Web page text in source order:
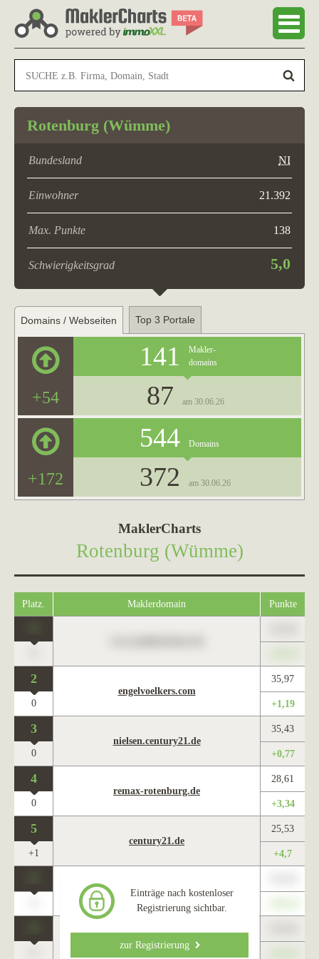
Rotenburg (Wümme)
Bundesland NI
Einwohner 21.392
Max. Punkte 138
Schwierigkeitsgrad 5,0
Domains / Webseiten Top 3 Portale
+54
141
Makler-
domains
87 am 30.06.26
+172
544 Domains
372 am 30.06.26
MaklerCharts
Rotenburg (Wümme)
Platz. Maklerdomain Punkte
2
engelvoelkers.com
35,97
0 +1,19
3
nielsen.century21.de
35,43
0 +0,77
4
remax-rotenburg.de
28,61
0 +3,34
5
century21.de
25,53
+1 +4,7
www.maklercharts.de
Einträge nach kostenloser
Registrierung sichtbar.
zur Registrierung
www.maklercharts.de